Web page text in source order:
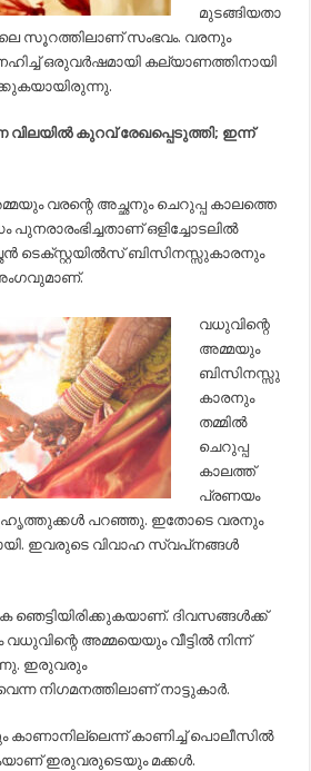
മുടങ്ങിയതാ
സൂറത്തിലാണ് സംഭവം. വരനും
ഒരുവര്‍ഷമായി കല്യാണത്തിനായി
കുറവ് രേഖപ്പെടുത്തി; ഇന്ന്
വരന്റെ അച്ഛനും ചെറുപ്പ കാലത്തെ
ഒളിച്ചോടലില്‍
ടെക്‌സ്റ്റയില്‍സ് ബിസിനസ്സുകാരനും
അംഗവുമാണ്.
വധുവിന്റെ
അമ്മയും
ബിസിനസ്സു
കാരനും
തമ്മില്‍
ചെറുപ്പ
കാലത്ത്
പ്രണയം
പറഞ്ഞു. ഇതോടെ വരനും
ഇവരുടെ വിവാഹ സ്വപ്‌നങ്ങള്‍
ഞെട്ടിയിരിക്കുകയാണ്. ദിവസങ്ങള്‍ക്ക്
അമ്മയെയും വീട്ടില്‍ നിന്ന്
ഇരുവരും
നിഗമനത്തിലാണ് നാട്ടുകാര്‍.
കാണിച്ച്‌ പൊലീസില്‍
​ഇരുവരുടെയും മക്കള്‍.